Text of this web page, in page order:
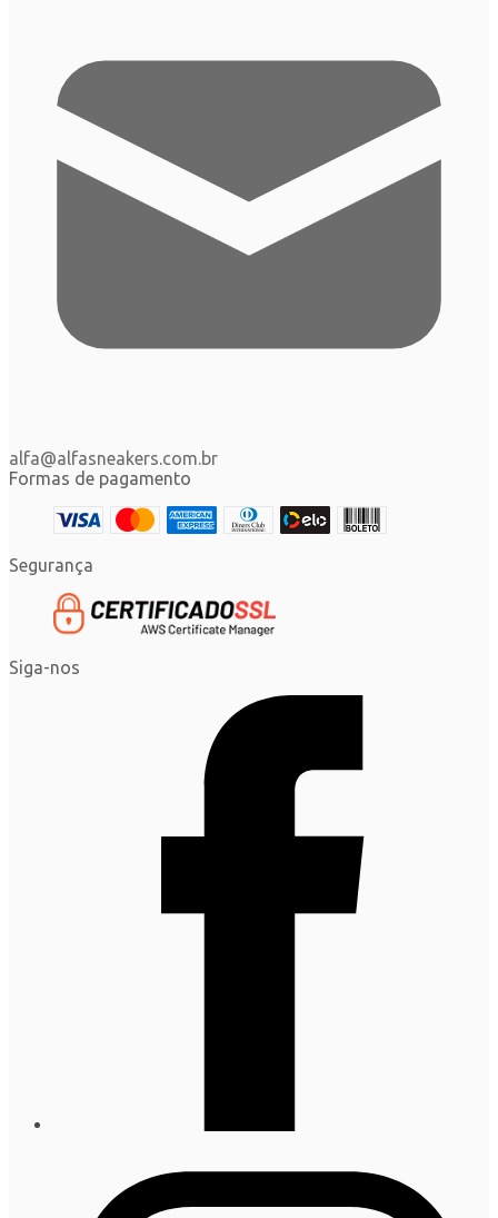
alfa@alfasneakers.com.br
Formas de pagamento
Segurança
Siga-nos